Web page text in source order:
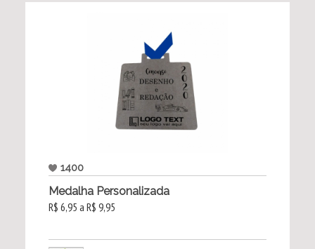
1400
Medalha Personalizada
R$ 6,95 a R$ 9,95